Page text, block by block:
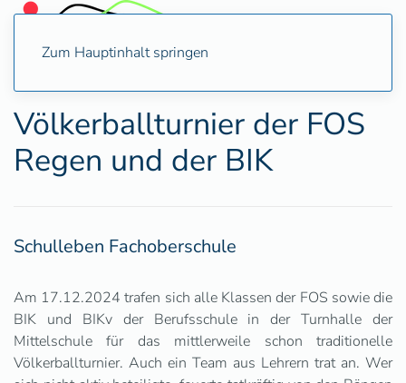
Zum Hauptinhalt springen
Völkerballturnier der FOS
Regen und der BIK
Schulleben Fachoberschule
Am 17.12.2024 trafen sich alle Klassen der FOS sowie die
BIK und BIKv der Berufsschule in der Turnhalle der
Mittelschule für das mittlerweile schon traditionelle
Völkerballturnier. Auch ein Team aus Lehrern trat an. Wer